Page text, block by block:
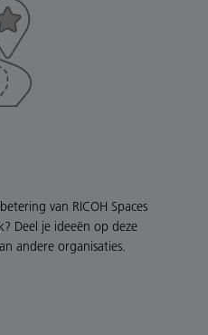
van RICOH Spaces
Deel je ideeën op deze
andere organisaties.